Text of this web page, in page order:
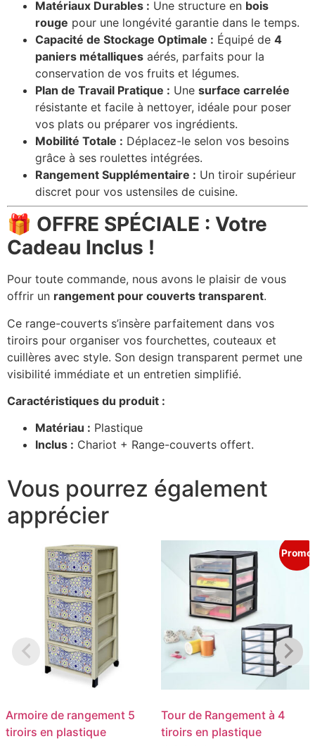
Matériaux Durables : Une structure en bois
rouge pour une longévité garantie dans le temps.
Capacité de Stockage Optimale : Équipé de 4
paniers métalliques aérés, parfaits pour la
conservation de vos fruits et légumes.
Plan de Travail Pratique : Une surface carrelée
résistante et facile à nettoyer, idéale pour poser
vos plats ou préparer vos ingrédients.
Mobilité Totale : Déplacez-le selon vos besoins
grâce à ses roulettes intégrées.
Rangement Supplémentaire : Un tiroir supérieur
discret pour vos ustensiles de cuisine.
🎁 OFFRE SPÉCIALE : Votre
Cadeau Inclus !
Pour toute commande, nous avons le plaisir de vous
offrir un rangement pour couverts transparent.
Ce range-couverts s’insère parfaitement dans vos
tiroirs pour organiser vos fourchettes, couteaux et
cuillères avec style. Son design transparent permet une
visibilité immédiate et un entretien simplifié.
Caractéristiques du produit :
Matériau : Plastique
Inclus : Chariot + Range-couverts offert.
Vous pourrez également
apprécier
Armoire de rangement 5
tiroirs en plastique
Promo
Tour de Rangement à 4
tiroirs en plastique